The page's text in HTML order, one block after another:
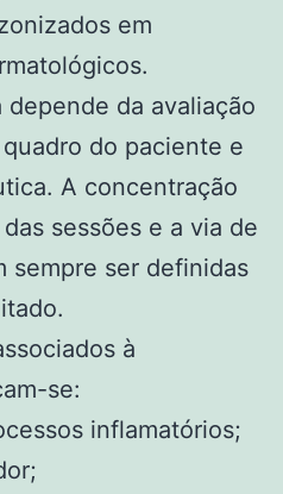
em
da avaliação
do paciente e
A concentração
sessões e a via de
sempre ser definidas
à
se:
inflamatórios;